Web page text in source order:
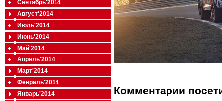
Комментарии
Сентябрь'2014
Август'2014
Июль'2014
Июнь'2014
Май'2014
Апрель'2014
Март'2014
Февраль'2014
Январь'2014